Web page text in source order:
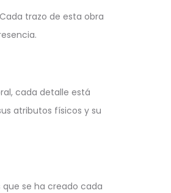
trazo de esta obra
cada detalle está
atributos físicos y su
se ha creado cada